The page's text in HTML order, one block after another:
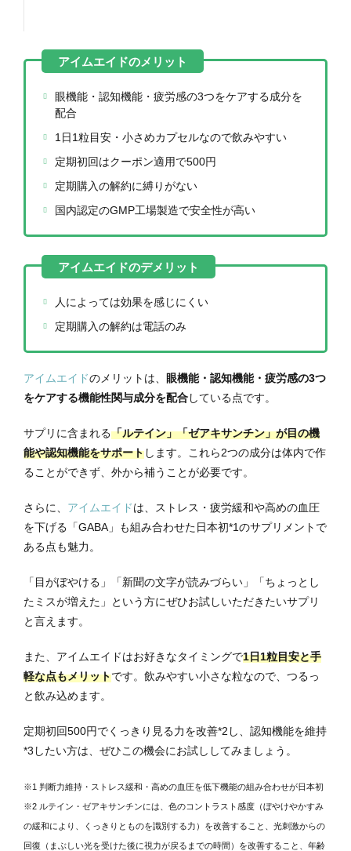
眼機能・認知機能・疲労感の3つをケアする成分を
配合
1日1粒目安・小さめカプセルなので飲みやすい
定期初回はクーポン適用で500円
定期購入の解約に縛りがない
国内認定のGMP工場製造で安全性が高い
人によっては効果を感じにくい
定期購入の解約は電話のみ
アイムエイドのメリットは、 眼機能・認知機能・疲労感の3つ
をケアする機能性関与成分を配合している点です。
サプリに含まれる「ルテイン」「ゼアキサンチン」が目の機
能や認知機能をサポートします。これら2つの成分は体内で作
ることができず、外から補うことが必要です。
さらに、 アイムエイドは、ストレス・疲労緩和や高めの血圧
を下げる「GABA」も組み合わせた日本初*1のサプリメントで
ある点も魅力。
「目がぼやける」「新聞の文字が読みづらい」「ちょっとし
たミスが増えた」という方にぜひお試しいただきたいサプリ
と言えます。
また、アイムエイドはお好きなタイミングで1日1粒目安と手
軽な点もメリットです。飲みやすい小さな粒なので、つるっ
と飲み込めます。
定期初回500円でくっきり見る力を改善*2し、認知機能を維持
*3したい方は、ぜひこの機会にお試ししてみましょう。
※1 判断力維持・ストレス緩和・高めの血圧を低下機能の組み合わせが日本初
※2 ルテイン・ゼアキサンチンには、⾊のコントラスト感度（ぼやけやかすみ
の緩和により、くっきりとものを識別する⼒）を改善すること、光刺激からの
回復（まぶしい光を受けた後に視⼒が戻るまでの時間）を改善すること、年齢